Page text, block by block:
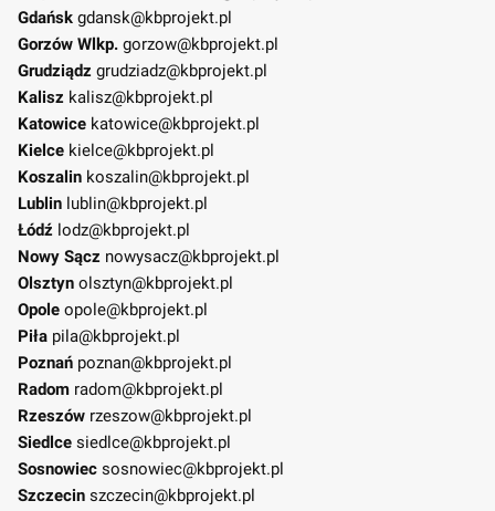
Gdańsk gdansk@kbprojekt.pl
Gorzów Wlkp. gorzow@kbprojekt.pl
Grudziądz grudziadz@kbprojekt.pl
Kalisz kalisz@kbprojekt.pl
Katowice katowice@kbprojekt.pl
Kielce kielce@kbprojekt.pl
Koszalin koszalin@kbprojekt.pl
Lublin lublin@kbprojekt.pl
Łódź lodz@kbprojekt.pl
Nowy Sącz nowysacz@kbprojekt.pl
Olsztyn olsztyn@kbprojekt.pl
Opole opole@kbprojekt.pl
Piła pila@kbprojekt.pl
Poznań poznan@kbprojekt.pl
Radom radom@kbprojekt.pl
Rzeszów rzeszow@kbprojekt.pl
Siedlce siedlce@kbprojekt.pl
Sosnowiec sosnowiec@kbprojekt.pl
Szczecin szczecin@kbprojekt.pl